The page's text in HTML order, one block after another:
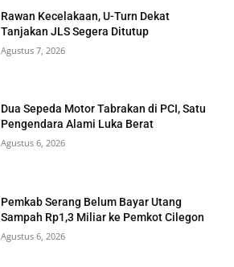
Rawan Kecelakaan, U-Turn Dekat
Tanjakan JLS Segera Ditutup
Agustus 7, 2026
Dua Sepeda Motor Tabrakan di PCI, Satu
Pengendara Alami Luka Berat
Agustus 6, 2026
Pemkab Serang Belum Bayar Utang
Sampah Rp1,3 Miliar ke Pemkot Cilegon
Agustus 6, 2026